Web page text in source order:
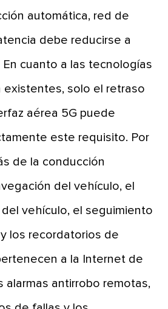
automática, red de
debe reducirse a
En cuanto a las tecnologías
existentes, solo el retraso
aérea 5G puede
este requisito. Por
de la conducción
del vehículo, el
vehículo, el seguimiento
los recordatorios de
a la Internet de
alarmas antirrobo remotas,